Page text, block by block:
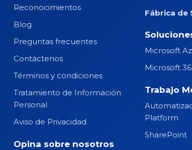
Reconocimientos
Blog
Preguntas frecuentes
Contáctenos
Términos y condiciones
Tratamiento de Información
Personal
Aviso de Privacidad
Opina sobre nosotros
Fábrica de
Microsoft
Microsoft
Trabajo
Platform
SharePoint